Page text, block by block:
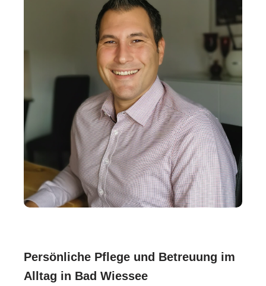
Persönliche Pflege und Betreuung im
Alltag in Bad Wiessee